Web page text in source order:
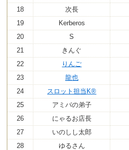
18
次長
19
Kerberos
20
S
21
きんぐ
22
りんご
23
龍也
24
スロット担当K®
25
アミバの弟子
26
にゃるお店長
27
いのしし太郎
28
ゆるさん